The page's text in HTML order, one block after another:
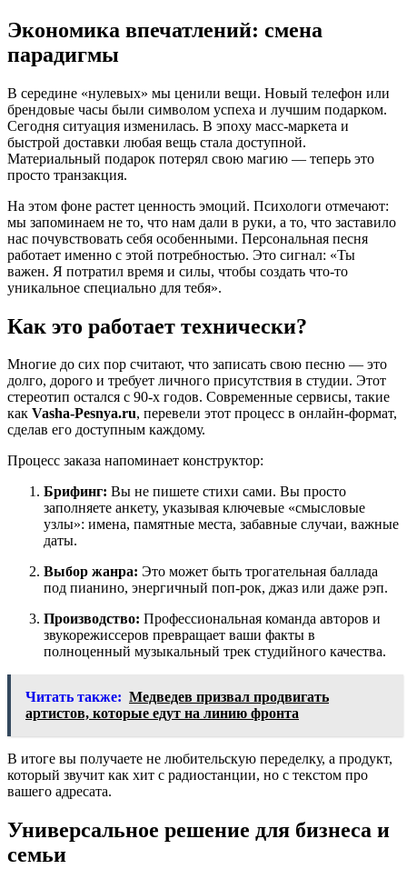
Экономика впечатлений: смена
парадигмы
В середине «нулевых» мы ценили вещи. Новый телефон или
брендовые часы были символом успеха и лучшим подарком.
Сегодня ситуация изменилась. В эпоху масс-маркета и
быстрой доставки любая вещь стала доступной.
Материальный подарок потерял свою магию — теперь это
просто транзакция.
На этом фоне растет ценность эмоций. Психологи отмечают:
мы запоминаем не то, что нам дали в руки, а то, что заставило
нас почувствовать себя особенными. Персональная песня
работает именно с этой потребностью. Это сигнал: «Ты
важен. Я потратил время и силы, чтобы создать что-то
уникальное специально для тебя».
Как это работает технически?
Многие до сих пор считают, что записать свою песню — это
долго, дорого и требует личного присутствия в студии. Этот
стереотип остался с 90-х годов. Современные сервисы, такие
как Vasha-Pesnya.ru, перевели этот процесс в онлайн-формат,
сделав его доступным каждому.
Процесс заказа напоминает конструктор:
Брифинг: Вы не пишете стихи сами. Вы просто
заполняете анкету, указывая ключевые «смысловые
узлы»: имена, памятные места, забавные случаи, важные
даты.
Выбор жанра: Это может быть трогательная баллада
под пианино, энергичный поп-рок, джаз или даже рэп.
Производство: Профессиональная команда авторов и
звукорежиссеров превращает ваши факты в
полноценный музыкальный трек студийного качества.
Читать также: Медведев призвал продвигать
артистов, которые едут на линию фронта
В итоге вы получаете не любительскую переделку, а продукт,
который звучит как хит с радиостанции, но с текстом про
вашего адресата.
Универсальное решение для бизнеса и
семьи